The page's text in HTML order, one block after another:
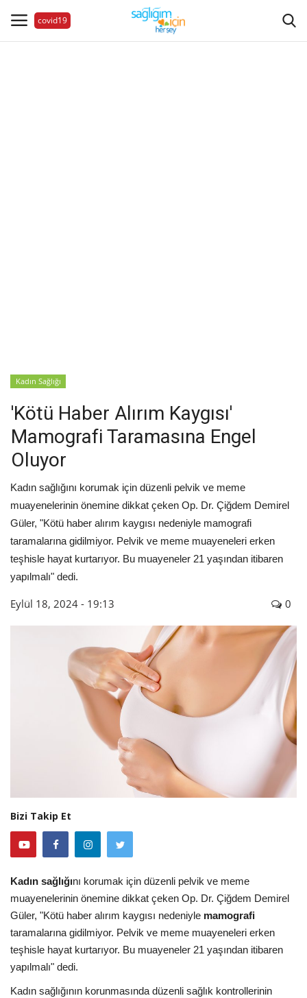
covid19
Tanı-Tedavi
Kadın Sağlığı
'Kötü Haber Alırım Kaygısı'
Mamografi Taramasına Engel
Oluyor
Kadın sağlığını korumak için düzenli pelvik ve meme
muayenelerinin önemine dikkat çeken Op. Dr. Çiğdem Demirel
Güler, "Kötü haber alırım kaygısı nedeniyle mamografi
taramalarına gidilmiyor. Pelvik ve meme muayeneleri erken
teşhisle hayat kurtarıyor. Bu muayeneler 21 yaşından itibaren
yapılmalı" dedi.
Eylül 18, 2024 - 19:13 0
Bizi Takip Et
Kadın sağlığını korumak için düzenli pelvik ve meme
muayenelerinin önemine dikkat çeken Op. Dr. Çiğdem Demirel
Güler, "Kötü haber alırım kaygısı nedeniyle mamografi
taramalarına gidilmiyor. Pelvik ve meme muayeneleri erken
teşhisle hayat kurtarıyor. Bu muayeneler 21 yaşından itibaren
yapılmalı" dedi.
Kadın sağlığının korunmasında düzenli sağlık kontrollerinin